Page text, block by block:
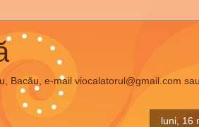
Bacău, e-mail viocalatorul@gmail.com
luni, 16